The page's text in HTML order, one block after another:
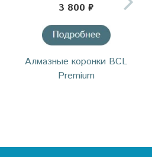
3 800 ₽
Алмазные коронки BCL
Premium